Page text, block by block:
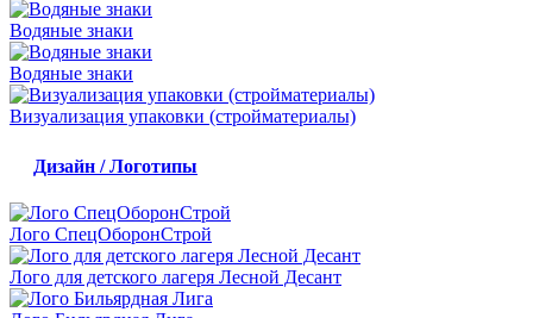
Водяные знаки
Водяные знаки
Визуализация упаковки (стройматериалы)
Дизайн / Логотипы
Лого СпецОборонСтрой
Лого для детского лагеря Лесной Десант